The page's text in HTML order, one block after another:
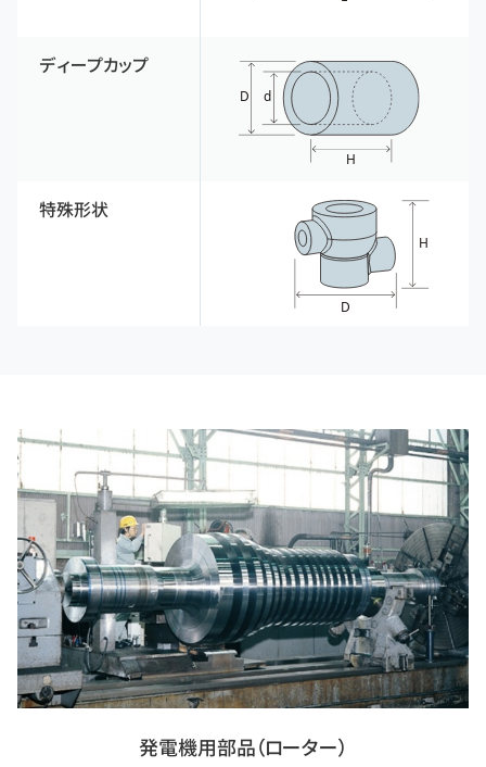
ディープカップ
特殊形状
発電機用部品（ローター）